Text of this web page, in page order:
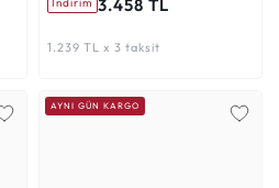
İndirim 3.458 TL
1.239 TL x 3 taksit
AYNI GÜN KARGO